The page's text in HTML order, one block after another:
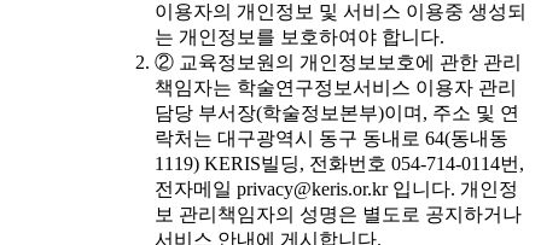
이용자의 개인정보 및 서비스 이용중 생성되
는 개인정보를 보호하여야 합니다.
② 교육정보원의 개인정보보호에 관한 관리
책임자는 학술연구정보서비스 이용자 관리
담당 부서장(학술정보본부)이며, 주소 및 연
락처는 대구광역시 동구 동내로 64(동내동
1119) KERIS빌딩, 전화번호 054-714-0114번,
전자메일 privacy@keris.or.kr 입니다. 개인정
보 관리책임자의 성명은 별도로 공지하거나
서비스 안내에 게시합니다.